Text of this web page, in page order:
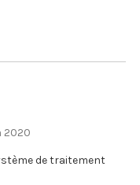
2020
de traitement